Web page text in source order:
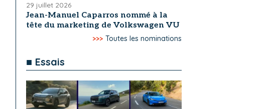
29 juillet 2026
Jean-Manuel Caparros nommé à la
tête du marketing de Volkswagen VU
>>> Toutes les nominations
■ Essais